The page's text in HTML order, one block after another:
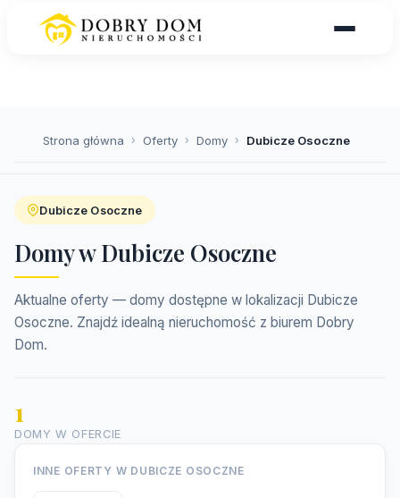
Strona główna › Oferty › Domy › Dubicze Osoczne
Dubicze Osoczne
Domy w Dubicze Osoczne
Aktualne oferty — domy dostępne w lokalizacji Dubicze
Osoczne. Znajdź idealną nieruchomość z biurem Dobry
Dom.
1
DOMY W OFERCIE
INNE OFERTY W DUBICZE OSOCZNE